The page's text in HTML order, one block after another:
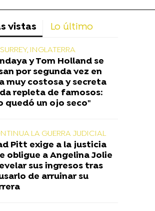
vistas Lo último
INGLATERRA
y Tom Holland se
por segunda vez en
muy costosa y secreta
repleta de famosos:
quedó un ojo seco"
LA GUERRA JUDICIAL
Pitt exige a la justicia
obligue a Angelina Jolie
sus ingresos tras
de arruinar su